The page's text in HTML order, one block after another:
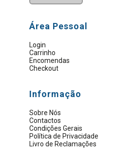
Área Pessoal
Login
Carrinho
Encomendas
Checkout
Informação
Sobre Nós
Contactos
Condições Gerais
Política de Privacidade
Livro de Reclamações